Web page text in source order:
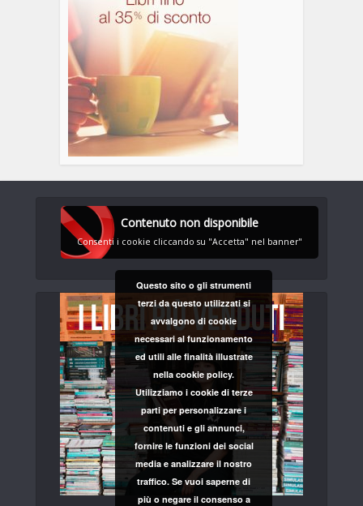
Contenuto non disponibile
Consenti i cookie cliccando su "Accetta" nel banner"
Questo sito o gli strumenti
terzi da questo utilizzati si
avvalgono di cookie
necessari al funzionamento
ed utili alle finalità illustrate
nella cookie policy.
Utilizziamo i cookie di terze
parti per personalizzare i
contenuti e gli annunci,
fornire le funzioni dei social
media e analizzare il nostro
traffico. Se vuoi saperne di
più o negare il consenso a